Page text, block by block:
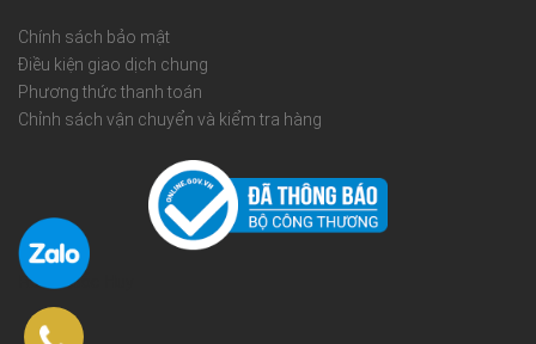
Chính sách bảo mật
Điều kiện giao dịch chung
Phương thức thanh toán
Chỉnh sách vận chuyển và kiểm tra hàng
Rèm Quốc Huy